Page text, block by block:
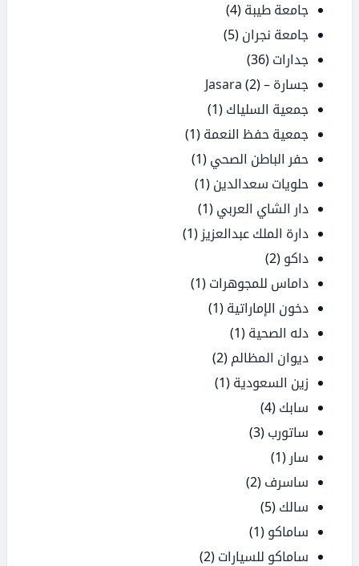
جامعة طيبة (4)
جامعة نجران (5)
جدارات (36)
جسارة – Jasara(2)
جمعية السلياك (1)
جمعية حفظ النعمة (1)
حفر الباطن الصحي (1)
حلويات سعدالدين (1)
دار الشاي العربي (1)
دارة الملك عبدالعزيز (1)
داكو (2)
داماس للمجوهرات (1)
دخون الإماراتية (1)
دله الصحية (1)
ديوان المظالم (2)
زين السعودية (1)
سابك (4)
ساتورب (3)
سار (1)
ساسرف (2)
سالك (5)
ساماكو (1)
ساماكو للسيارات (2)